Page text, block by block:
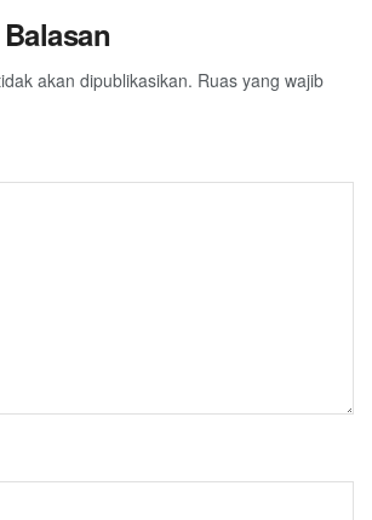
akan dipublikasikan. Ruas yang wajib